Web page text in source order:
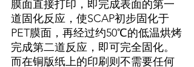
膜面直接打印，即完成表面的第一
道固化反应，使SCAP初步固化于
PET膜面，再经过约50℃的低温烘烤
完成第二道反应，即可完全固化。
而在铜版纸上的印刷则不需要任何